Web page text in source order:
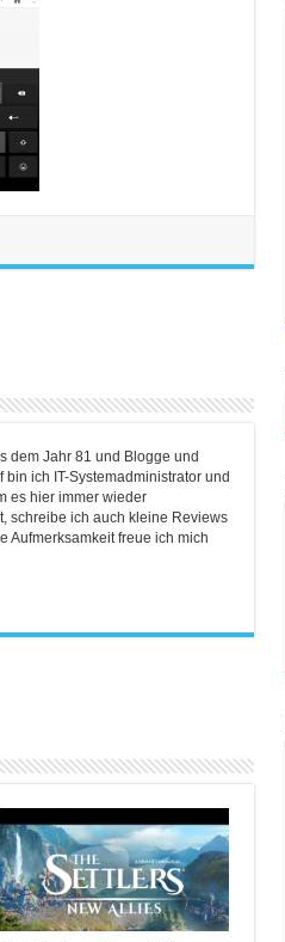
dem Jahr 81 und Blogge und
ich IT-Systemadministrator und
es hier immer wieder
schreibe ich auch kleine Reviews
Aufmerksamkeit freue ich mich